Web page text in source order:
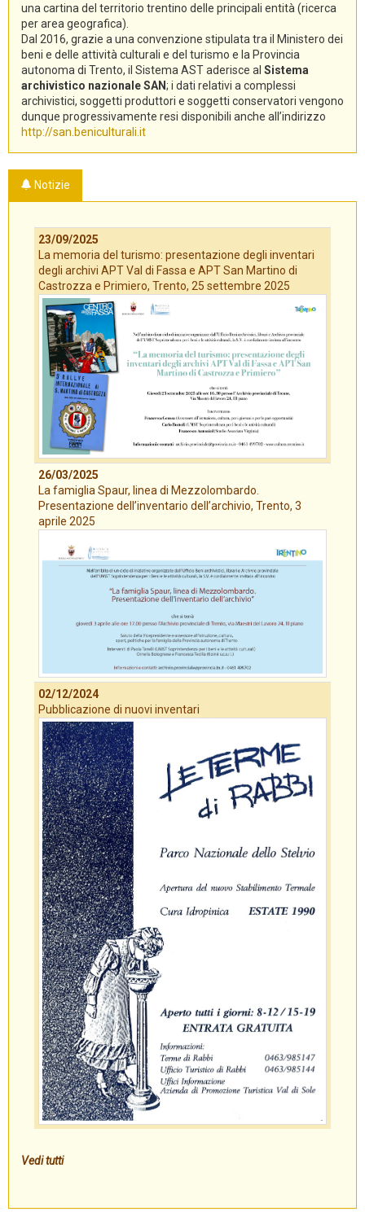
una cartina del territorio trentino delle principali entità (ricerca
per area geografica).
Dal 2016, grazie a una convenzione stipulata tra il Ministero dei
beni e delle attività culturali e del turismo e la Provincia
autonoma di Trento, il Sistema AST aderisce al Sistema
archivistico nazionale SAN; i dati relativi a complessi
archivistici, soggetti produttori e soggetti conservatori vengono
dunque progressivamente resi disponibili anche all’indirizzo
http://san.beniculturali.it
Notizie
23/09/2025
La memoria del turismo: presentazione degli inventari
degli archivi APT Val di Fassa e APT San Martino di
Castrozza e Primiero, Trento, 25 settembre 2025
26/03/2025
La famiglia Spaur, linea di Mezzolombardo.
Presentazione dell’inventario dell’archivio, Trento, 3
aprile 2025
02/12/2024
Pubblicazione di nuovi inventari
Vedi tutti